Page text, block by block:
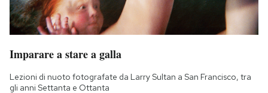
Imparare a stare a galla
Lezioni di nuoto fotografate da Larry Sultan a San Francisco, tra
gli anni Settanta e Ottanta